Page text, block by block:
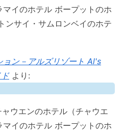
イのホテル ボープットのホ
ンサイ・サムロンベイのホテ
ョン－アルズリゾート Al's
より:
ウエンのホテル（チャウエ
イのホテル ボープットのホ